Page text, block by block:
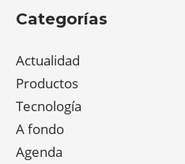
Categorías
Actualidad
Productos
Tecnología
A fondo
Agenda